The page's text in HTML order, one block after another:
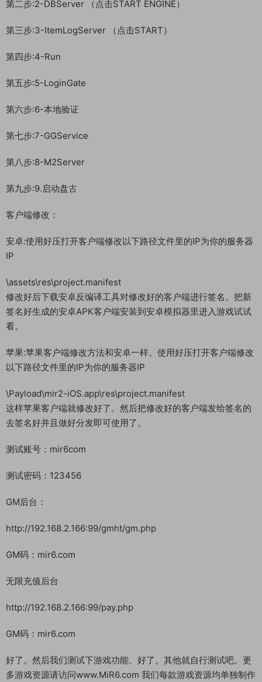
第二步:2-DBServer （点击START ENGINE）
第三步:3-ItemLogServer （点击START）
第四步:4-Run
第五步:5-LoginGate
第六步:6-本地验证
第七步:7-GGService
第八步:8-M2Server
第九步:9.启动盘古
客户端修改：
安卓:使用好压打开客户端修改以下路径文件里的IP为你的服务器
IP
\assets\res\project.manifest
修改好后下载安卓反编译工具对修改好的客户端进行签名。把新
签名好生成的安卓APK客户端安装到安卓模拟器里进入游戏试试
看。
苹果:苹果客户端修改方法和安卓一样。使用好压打开客户端修改
以下路径文件里的IP为你的服务器IP
\Payload\mir2-iOS.app\res\project.manifest
这样苹果客户端就修改好了。然后把修改好的客户端发给签名的
去签名好并且做好分发即可使用了。
测试账号：mir6com
测试密码：123456
GM后台：
http://192.168.2.166:99/gmht/gm.php
GM码：mir6.com
无限充值后台
http://192.168.2.166:99/pay.php
GM码：mir6.com
好了。然后我们测试下游戏功能。好了。其他就自行测试吧。更
多游戏资源请访问www.MiR6.com 我们每款游戏资源均单独制作